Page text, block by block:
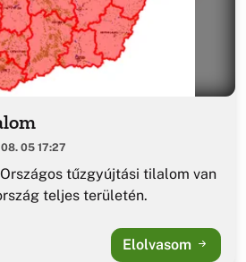
05 17:27
tűzgyújtási tilalom van
teljes területén.
Elolvasom